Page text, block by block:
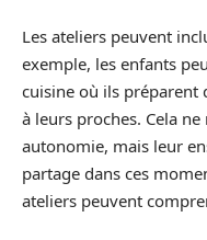
Les ateliers peuvent
exemple, les enfants
cuisine où ils préparent
à leurs proches. Cela
autonomie, mais leur
partage dans ces
ateliers peuvent